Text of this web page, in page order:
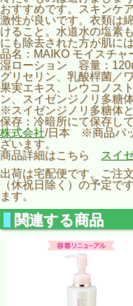
おすすめです。スキンケ
激性が良いです。衣類は
けること。水道水の塩素
にも除去された方が肌に
品名：MAIKO モイスチ
湿ローション 容量：
グリセリン、乳酸桿菌／
果実エキス、レウコノス
ン、スイゼンジノリ多糖
※スイゼンジノリ多糖体
保存：冷暗所にて保存し
株式会社/日本 ※商品パッ
ざいます。
商品詳細はこちら
スイ
出荷は宅配便です。ご注
（休祝日除く）の予定で
ます。
関連する商品